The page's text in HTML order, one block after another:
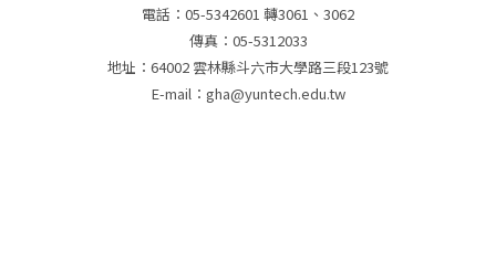
電話：05-5342601 轉3061、3062
傳真：05-5312033
地址：64002 雲林縣斗六市大學路三段123號
E-mail：gha@yuntech.edu.tw